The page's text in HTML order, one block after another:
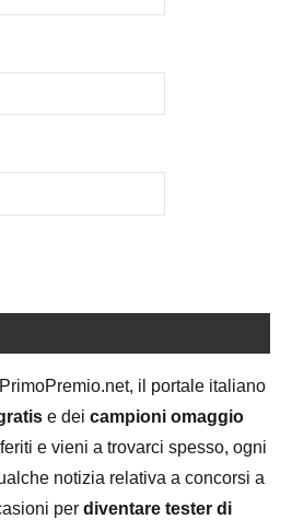
il portale italiano
e dei campioni omaggio
e vieni a trovarci spesso, ogni
notizia relativa a concorsi a
per diventare tester di